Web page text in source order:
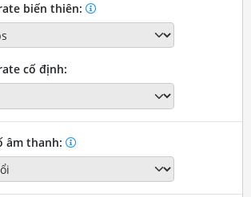
biến thiên:
cố định:
âm thanh: